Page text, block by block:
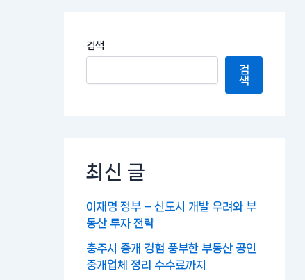
검색
검
색
최신 글
이재명 정부 – 신도시 개발 우려와 부
동산 투자 전략
충주시 중개 경험 풍부한 부동산 공인
중개업체 정리 수수료까지